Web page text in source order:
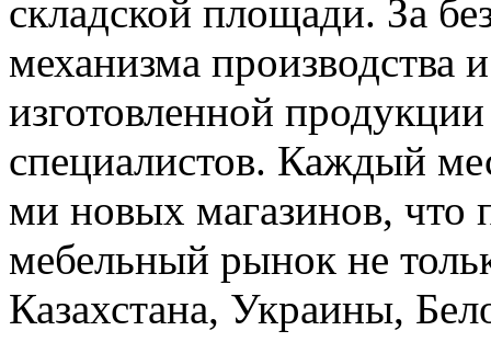
складской площади. За
механизма производства
изготовленной
специалистов. Каждый
ми новых магазинов, что
мебельный рынок не
Казахстана, Украины,